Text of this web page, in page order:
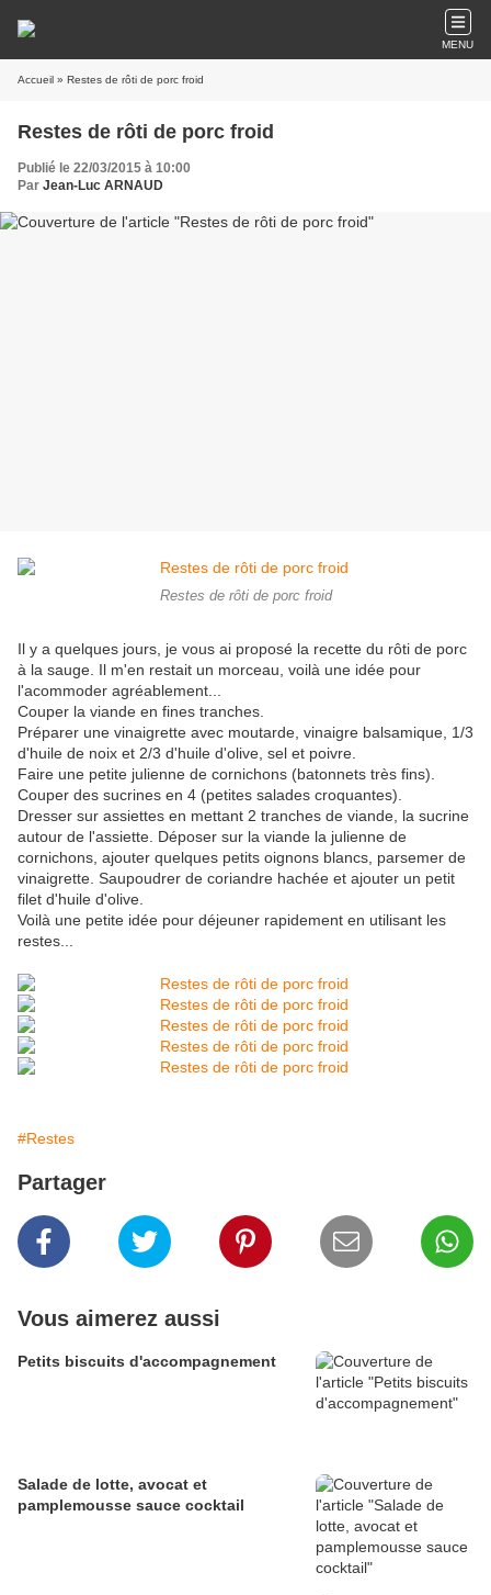
MENU
Accueil » Restes de rôti de porc froid
Restes de rôti de porc froid
Publié le 22/03/2015 à 10:00
Par Jean-Luc ARNAUD
Restes de rôti de porc froid
Il y a quelques jours, je vous ai proposé la recette du rôti de porc
à la sauge. Il m'en restait un morceau, voilà une idée pour
l'acommoder agréablement...
Couper la viande en fines tranches.
Préparer une vinaigrette avec moutarde, vinaigre balsamique, 1/3
d'huile de noix et 2/3 d'huile d'olive, sel et poivre.
Faire une petite julienne de cornichons (batonnets très fins).
Couper des sucrines en 4 (petites salades croquantes).
Dresser sur assiettes en mettant 2 tranches de viande, la sucrine
autour de l'assiette. Déposer sur la viande la julienne de
cornichons, ajouter quelques petits oignons blancs, parsemer de
vinaigrette. Saupoudrer de coriandre hachée et ajouter un petit
filet d'huile d'olive.
Voilà une petite idée pour déjeuner rapidement en utilisant les
restes...
#Restes
Partager
Vous aimerez aussi
Petits biscuits d'accompagnement
Salade de lotte, avocat et
pamplemousse sauce cocktail